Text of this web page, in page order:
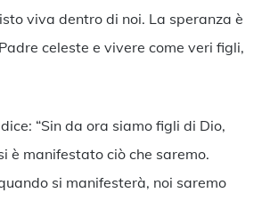
viva dentro di noi. La speranza è
celeste e vivere come veri figli,
“Sin da ora siamo figli di Dio,
è manifestato ciò che saremo.
si manifesterà, noi saremo